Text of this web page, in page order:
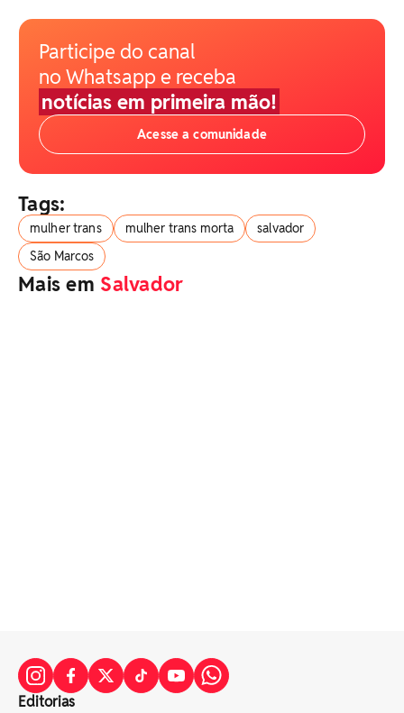
Participe do canal
no Whatsapp e receba
notícias em primeira mão!
Acesse a comunidade
Tags:
mulher trans mulher trans morta
salvador
São Marcos
Mais em Salvador
Editorias